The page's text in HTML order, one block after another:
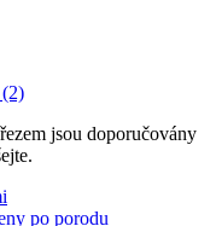
jsou doporučovány
po porodu